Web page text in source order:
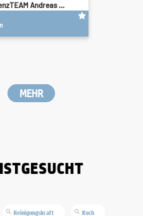
Andreas ...
MEHR
Reinigungskraft Koch